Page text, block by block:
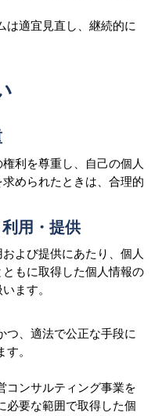
は適宜見直し、継続的に
利を尊重し、自己の個人
められたときは、合理的
利用・提供
よび提供にあたり、個人
もに取得した個人情報の
ます。
つ、適法で公正な手段に
。
コンサルティング事業を
必要な範囲で取得した個